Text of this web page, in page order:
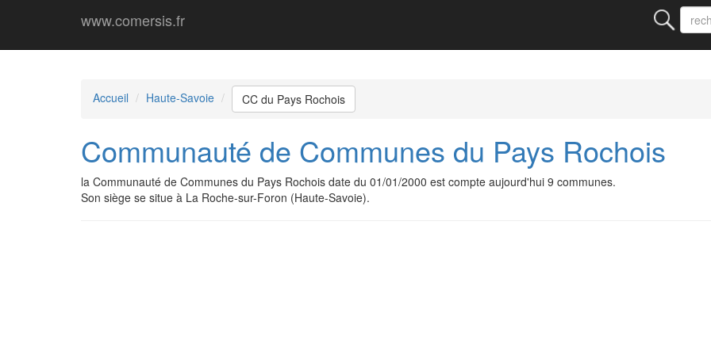
www.comersis.fr
Accueil Haute-Savoie CC du Pays Rochois
Communauté de Communes du Pays Rochois
la Communauté de Communes du Pays Rochois date du 01/01/2000 est compte aujourd'hui 9 communes.
Son siège se situe à La Roche-sur-Foron (Haute-Savoie).